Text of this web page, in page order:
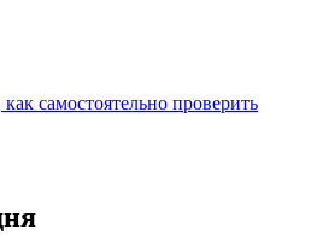
самостоятельно проверить